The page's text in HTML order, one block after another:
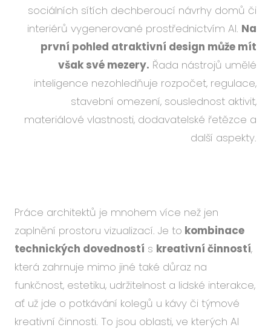
sociálních sítích dechberoucí návrhy domů či
interiérů vygenerované prostřednictvím AI. Na
první pohled atraktivní design může mít
však své mezery. Řada nástrojů umělé
inteligence nezohledňuje rozpočet, regulace,
stavební omezení, souslednost aktivit,
materiálové vlastnosti, dodavatelské řetězce a
další aspekty.
Práce architektů je mnohem více než jen
zaplnění prostoru vizualizací. Je to kombinace
technických dovedností s kreativní činností,
která zahrnuje mimo jiné také důraz na
funkčnost, estetiku, udržitelnost a lidské interakce,
ať už jde o potkávání kolegů u kávy či týmové
kreativní činnosti. To jsou oblasti, ve kterých AI